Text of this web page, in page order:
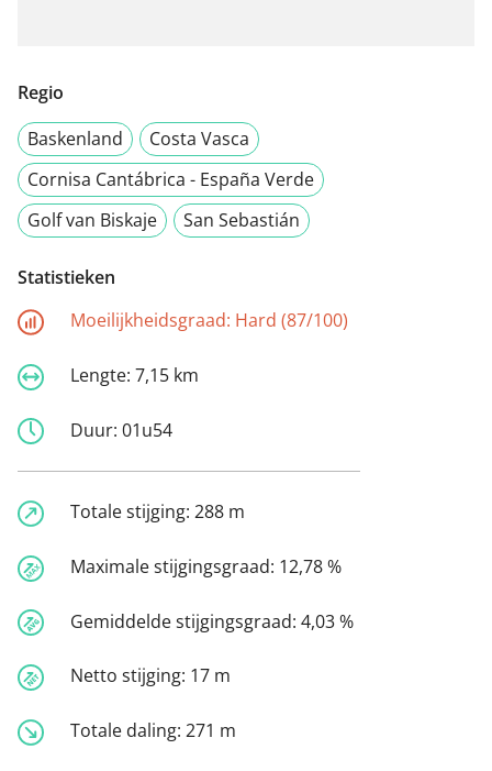
Regio
Baskenland
Costa Vasca
Cornisa Cantábrica - España Verde
Golf van Biskaje
San Sebastián
Statistieken
Moeilijkheidsgraad: Hard (87/100)
Lengte: 7,15 km
Duur: 01u54
Totale stijging: 288 m
Maximale stijgingsgraad: 12,78 %
Gemiddelde stijgingsgraad: 4,03 %
Netto stijging: 17 m
Totale daling: 271 m